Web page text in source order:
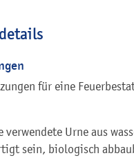
für eine
verwendete Urne aus
sein, biologisch